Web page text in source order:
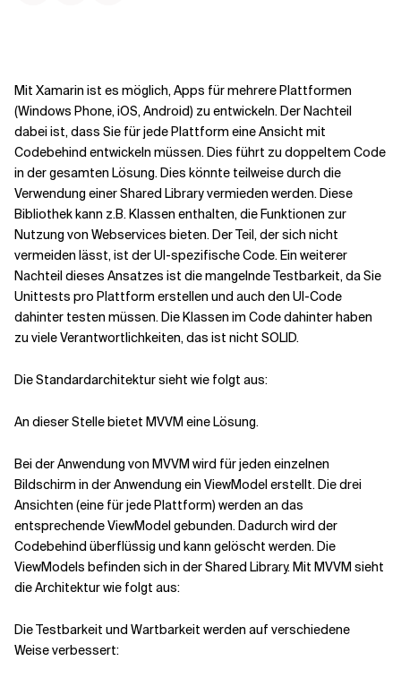
Mit Xamarin ist es möglich, Apps für mehrere Plattformen
(Windows Phone, iOS, Android) zu entwickeln. Der Nachteil
dabei ist, dass Sie für jede Plattform eine Ansicht mit
Codebehind entwickeln müssen. Dies führt zu doppeltem Code
in der gesamten Lösung. Dies könnte teilweise durch die
Verwendung einer Shared Library vermieden werden. Diese
Bibliothek kann z.B. Klassen enthalten, die Funktionen zur
Nutzung von Webservices bieten. Der Teil, der sich nicht
vermeiden lässt, ist der UI-spezifische Code. Ein weiterer
Nachteil dieses Ansatzes ist die mangelnde Testbarkeit, da Sie
Unittests pro Plattform erstellen und auch den UI-Code
dahinter testen müssen. Die Klassen im Code dahinter haben
zu viele Verantwortlichkeiten, das ist nicht SOLID.
Die Standardarchitektur sieht wie folgt aus:
An dieser Stelle bietet MVVM eine Lösung.
Bei der Anwendung von MVVM wird für jeden einzelnen
Bildschirm in der Anwendung ein ViewModel erstellt. Die drei
Ansichten (eine für jede Plattform) werden an das
entsprechende ViewModel gebunden. Dadurch wird der
Codebehind überflüssig und kann gelöscht werden. Die
ViewModels befinden sich in der Shared Library. Mit MVVM sieht
die Architektur wie folgt aus:
Die Testbarkeit und Wartbarkeit werden auf verschiedene
Weise verbessert: